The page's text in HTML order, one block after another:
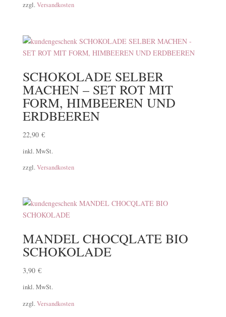
zzgl. Versandkosten
SCHOKOLADE SELBER
MACHEN – SET ROT MIT
FORM, HIMBEEREN UND
ERDBEEREN
22,90 €
inkl. MwSt.
zzgl. Versandkosten
MANDEL CHOCQLATE BIO
SCHOKOLADE
3,90 €
inkl. MwSt.
zzgl. Versandkosten